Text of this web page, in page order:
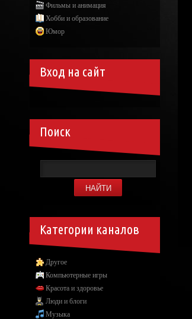
Фильмы и анимация
Хобби и образование
Юмор
Вход на сайт
Поиск
Категории каналов
Другое
Компьютерные игры
Красота и здоровье
Люди и блоги
Музыка